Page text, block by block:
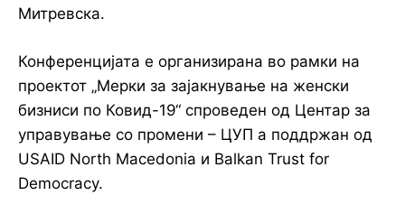
Митревска.
Конференцијата е организирана во рамки на
проектот „Мерки за зајакнување на женски
бизниси по Ковид-19“ спроведен од Центар за
управување со промени – ЦУП а поддржан од
USAID North Macedonia и Balkan Trust for
Democracy.